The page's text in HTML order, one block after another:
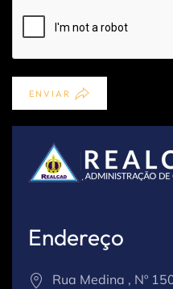
ENVIAR
Endereço
Rua Medina , Nº